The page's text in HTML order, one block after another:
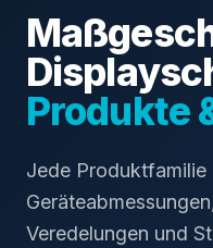
Produkte
Jede Produktfamilie
Veredelungen und